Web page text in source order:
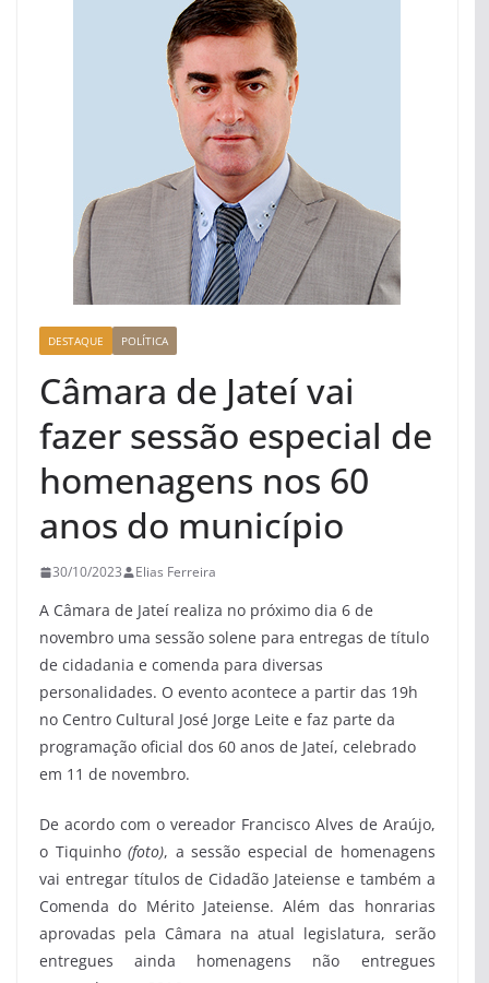
DESTAQUE POLÍTICA
Câmara de Jateí vai
fazer sessão especial de
homenagens nos 60
anos do município
30/10/2023 Elias Ferreira
A Câmara de Jateí realiza no próximo dia 6 de
novembro uma sessão solene para entregas de título
de cidadania e comenda para diversas
personalidades. O evento acontece a partir das 19h
no Centro Cultural José Jorge Leite e faz parte da
programação oficial dos 60 anos de Jateí, celebrado
em 11 de novembro.
De acordo com o vereador Francisco Alves de Araújo,
o Tiquinho(foto), a sessão especial de homenagens
vai entregar títulos de Cidadão Jateiense e também a
Comenda do Mérito Jateiense. Além das honrarias
aprovadas pela Câmara na atual legislatura, serão
entregues ainda homenagens não entregues